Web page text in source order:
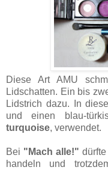
Diese Art AMU
Lidschatten. Ein bis
Lidstrich dazu. In
und einen blau-
turquoise, verwendet.
Bei "Mach alle!"
handeln und